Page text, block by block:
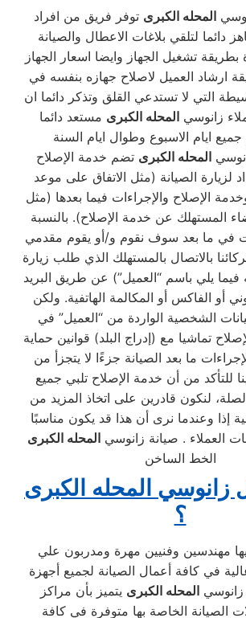
المحله الكبرى توفر فريق من افراد
دائما لتلقي بلاغات الاعطال والصيانة
بطريقة تشغيل الجهاز وايضا اسعار الجهاز
ارشاد العميل لاصلاح جهازه بنفسه في
التي لا تستدعي القلق وتذكر دائما ان
زانوسيالمحله الكبرى مستعد دائما
ايام الاسبوع وطوال ايام السنة
المحله الكبرى تضم خدمة الإصلاح
لزيارة الصيانة (مثل الاتفاق على موعد
الإصلاح والإجراءات فيما بعدها (مثل
المستهلك عن خدمة الإصلاح). بالنسبة
في ما بعد سوف نقوم و/أو يقوم مقدمي
بالاتصال بالمستهلك الذي طلب زيارة
فيما يلي باسم “العميل”) عن طريق البريد
أو الفاكس أو المكالمة الهاتفية. ولكن
الشخصية الواردة من “العميل” في
تماشيا مع (إدراج البلد) قوانين حماية
ما بعد الصيانة جزءًا لا يتجزأ من
للتأكد من أن خدمة الإصلاح تلبي جميع
لنكون قادرين على اتخاذ المزيد من
إذا وعندما نرى أن هذا قد يكون مناسبًا
العملاء . صيانة زانوسيالمحله الكبرى
الخط الساخن
زانوسي المحله الكبرى
؟
مهندسين وفنيين مهرة ومدربون علي
في كافة أعمال الصيانة لجميع أجهزة
زانوسي المحله الكبرى يتميز بأن مراكز
الصيانة الخاصة بها متوفرة في كافة